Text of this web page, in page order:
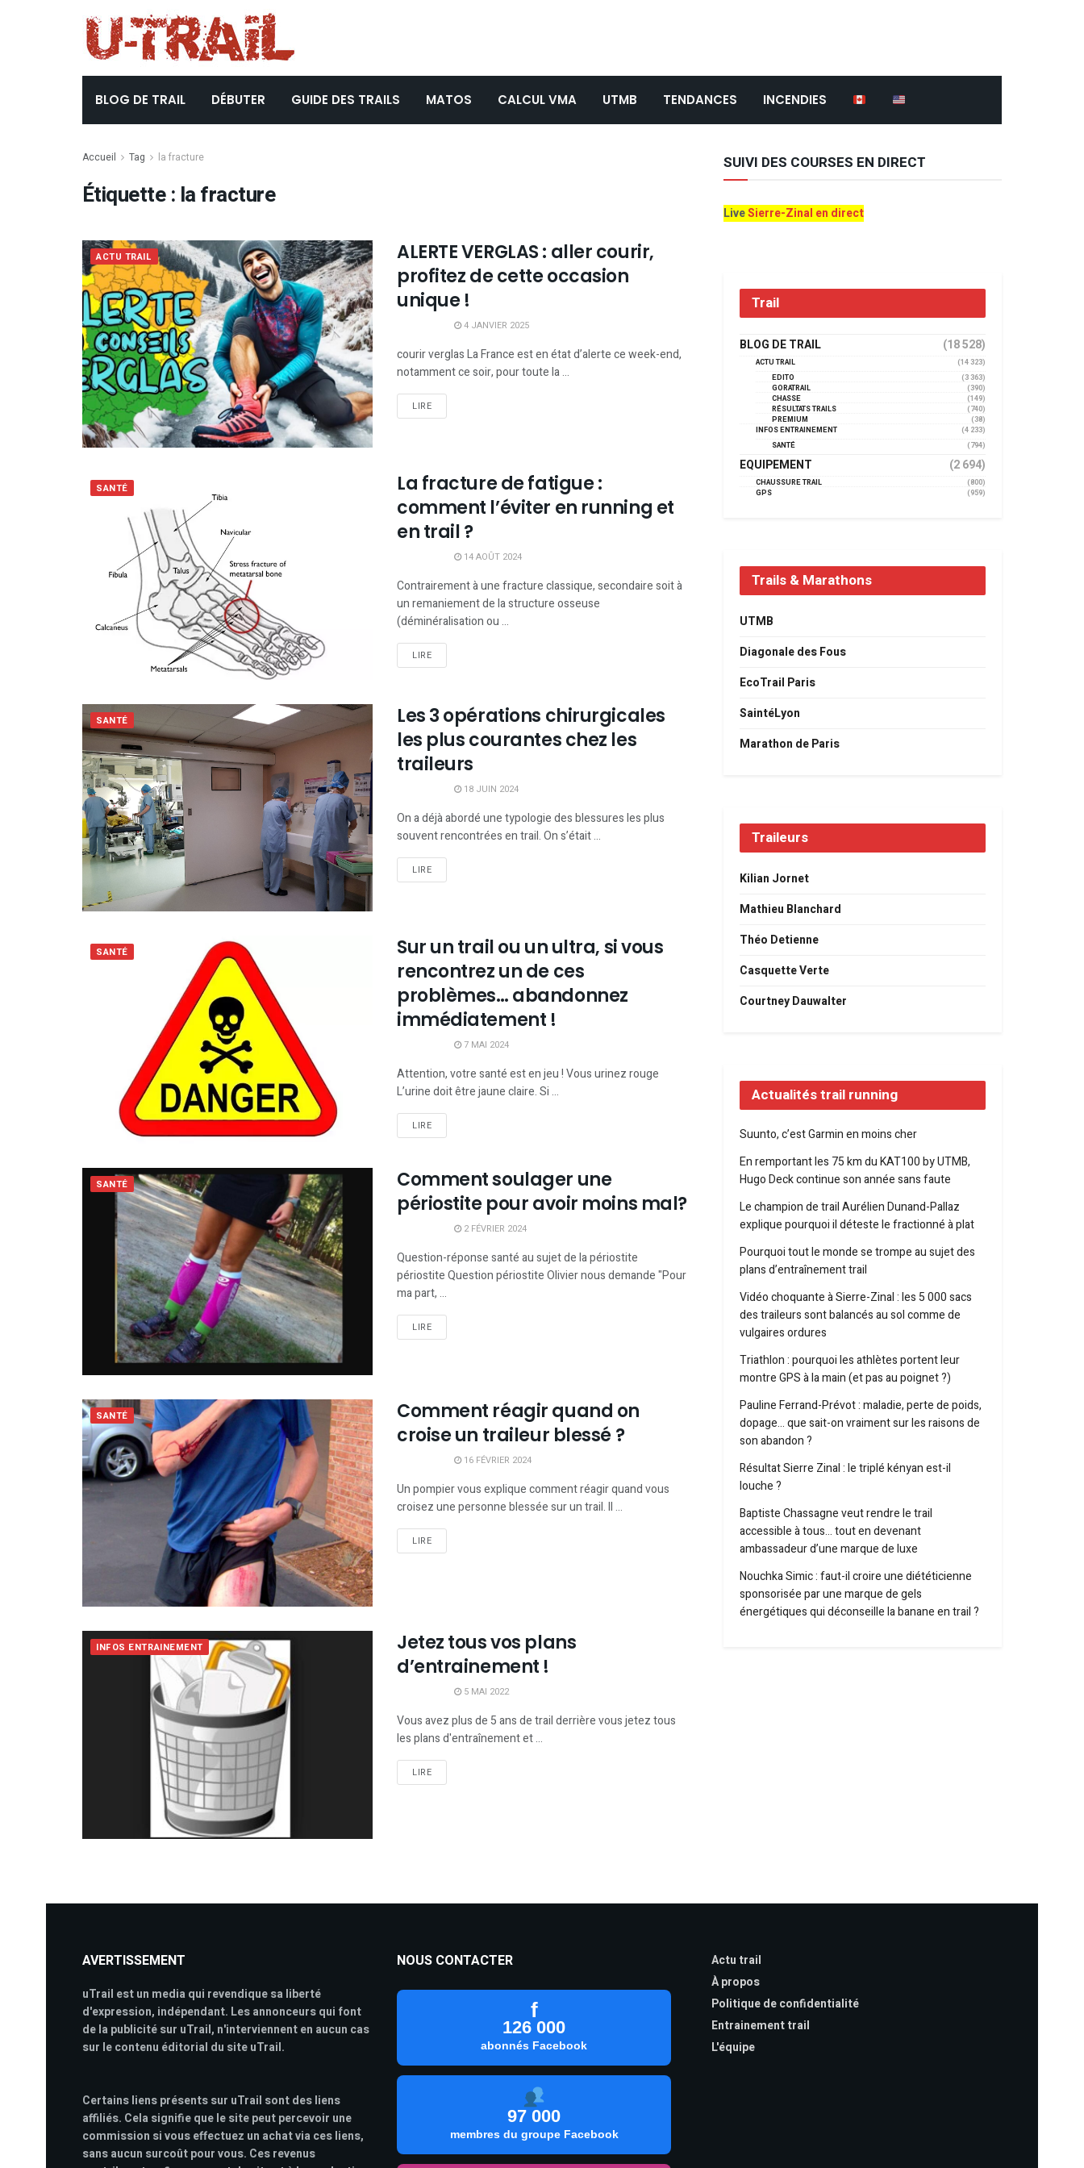
BLOG DE TRAIL DÉBUTER GUIDE DES TRAILS MATOS CALCUL VMA UTMB TENDANCES INCENDIES
Accueil Tag la fracture
Étiquette : la fracture
ACTU TRAIL
ALERTE VERGLAS : aller courir,
profitez de cette occasion
unique !
4 JANVIER 2025
courir verglas La France est en état d’alerte ce week-end,
notamment ce soir, pour toute la ...
LIRE
SANTÉ
La fracture de fatigue :
comment l’éviter en running et
en trail ?
14 AOÛT 2024
Contrairement à une fracture classique, secondaire soit à
un remaniement de la structure osseuse
(déminéralisation ou ...
LIRE
SANTÉ
Les 3 opérations chirurgicales
les plus courantes chez les
traileurs
18 JUIN 2024
On a déjà abordé une typologie des blessures les plus
souvent rencontrées en trail. On s’était ...
LIRE
SANTÉ
Sur un trail ou un ultra, si vous
rencontrez un de ces
problèmes… abandonnez
immédiatement !
7 MAI 2024
Attention, votre santé est en jeu ! Vous urinez rouge
L’urine doit être jaune claire. Si ...
LIRE
SANTÉ
Comment soulager une
périostite pour avoir moins mal?
2 FÉVRIER 2024
Question-réponse santé au sujet de la périostite
périostite Question périostite Olivier nous demande "Pour
ma part, ...
LIRE
SANTÉ
Comment réagir quand on
croise un traileur blessé ?
16 FÉVRIER 2024
Un pompier vous explique comment réagir quand vous
croisez une personne blessée sur un trail. Il ...
LIRE
INFOS ENTRAINEMENT
Jetez tous vos plans
d’entrainement !
5 MAI 2022
Vous avez plus de 5 ans de trail derrière vous jetez tous
les plans d'entraînement et ...
LIRE
SUIVI DES COURSES EN DIRECT
LiveSierre-Zinal en direct
Trail
BLOG DE TRAIL (18 528)
ACTU TRAIL
(14 323)
EDITO
(3 363)
GORATRAIL
(390)
CHASSE
(149)
RÉSULTATS TRAILS
(740)
PREMIUM
(38)
INFOS ENTRAINEMENT
(4 233)
SANTÉ
(794)
EQUIPEMENT (2 694)
CHAUSSURE TRAIL
(800)
GPS
(959)
Trails & Marathons
UTMB
Diagonale des Fous
EcoTrail Paris
SaintéLyon
Marathon de Paris
Traileurs
Kilian Jornet
Mathieu Blanchard
Théo Detienne
Casquette Verte
Courtney Dauwalter
Actualités trail running
Suunto, c’est Garmin en moins cher
En remportant les 75 km du KAT100 by UTMB,
Hugo Deck continue son année sans faute
Le champion de trail Aurélien Dunand-Pallaz
explique pourquoi il déteste le fractionné à plat
Pourquoi tout le monde se trompe au sujet des
plans d’entraînement trail
Vidéo choquante à Sierre-Zinal : les 5 000 sacs
des traileurs sont balancés au sol comme de
vulgaires ordures
Triathlon : pourquoi les athlètes portent leur
montre GPS à la main (et pas au poignet ?)
Pauline Ferrand-Prévot : maladie, perte de poids,
dopage… que sait-on vraiment sur les raisons de
son abandon ?
Résultat Sierre Zinal : le triplé kényan est-il
louche ?
Baptiste Chassagne veut rendre le trail
accessible à tous… tout en devenant
ambassadeur d’une marque de luxe
Nouchka Simic : faut-il croire une diététicienne
sponsorisée par une marque de gels
énergétiques qui déconseille la banane en trail ?
AVERTISSEMENT
uTrail est un media qui revendique sa liberté
d'expression, indépendant. Les annonceurs qui font
de la publicité sur uTrail, n'interviennent en aucun cas
sur le contenu éditorial du site uTrail.
Certains liens présents sur uTrail sont des liens
affiliés. Cela signifie que le site peut percevoir une
commission si vous effectuez un achat via ces liens,
sans aucun surcoût pour vous. Ces revenus
NOUS CONTACTER
f
126 000
abonnés Facebook
97 000
membres du groupe Facebook
Actu trail
À propos
Politique de confidentialité
Entrainement trail
L'équipe